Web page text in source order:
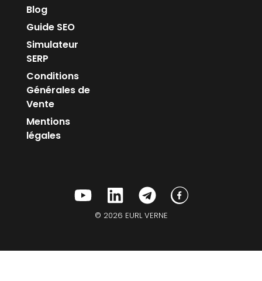
Blog
Guide SEO
Simulateur
SERP
Conditions
Générales de
Vente
Mentions
légales
© 2026 EURL VERNE